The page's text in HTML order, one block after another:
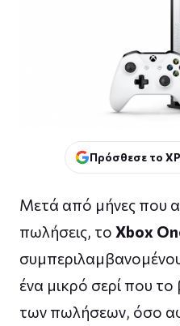
Πρόσθεσε το
Μετά από μήνες που
πωλήσεις, το Xbox
ένα μικρό σερί που
των πωλήσεων, όσο